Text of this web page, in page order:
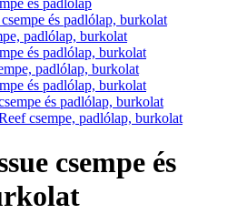
és padlólap
és padlólap, burkolat
padlólap, burkolat
és padlólap, burkolat
padlólap, burkolat
és padlólap, burkolat
és padlólap, burkolat
csempe, padlólap, burkolat
csempe és